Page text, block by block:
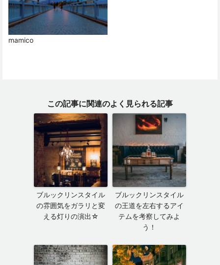
mamico
この記事に関連のよく見られる記事
ブルックリンスタイル
の雰囲気をガラリと変
える灯りの演出☆
ブルックリンスタイル
の王道を左右するアイ
テムを考察してみよ
う！